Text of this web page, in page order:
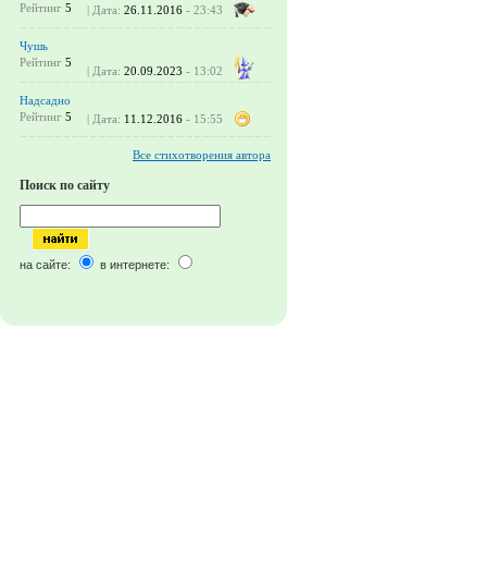
Рейтинг 5 | Дата: 26.11.2016 - 23:43
Чушь
Рейтинг 5
| Дата: 20.09.2023 - 13:02
Надсадно
Рейтинг 5 | Дата: 11.12.2016 - 15:55
Все стихотворения автора
Поиск по сайту
на сайте: в интернете: